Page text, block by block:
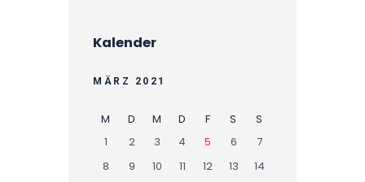
Kalender
MÄRZ 2021
M D M D F S
S
1
2 3 4 5 6
7
8
9 10 11 12 13
14